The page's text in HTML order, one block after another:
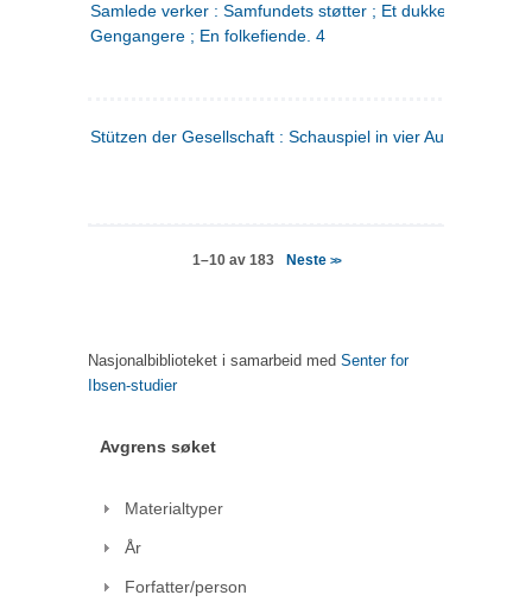
Samlede verker : Samfundets støtter ; Et dukkehjem ;
Gengangere ; En folkefiende. 4
Stützen der Gesellschaft : Schauspiel in vier Aufzügen
1–10 av 183 Neste >>
Nasjonalbiblioteket i samarbeid med Senter for
Ibsen-studier
Avgrens søket
Materialtyper
År
Forfatter/person